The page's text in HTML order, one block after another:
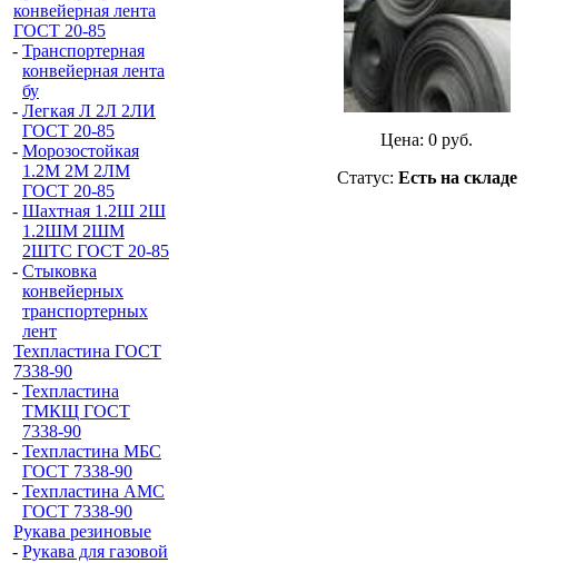
конвейерная лента
ГОСТ 20-85
- Транспортерная
конвейерная лента
бу
- Легкая Л 2Л 2ЛИ
ГОСТ 20-85
- Морозостойкая
1.2М 2М 2ЛМ
ГОСТ 20-85
- Шахтная 1.2Ш 2Ш
1.2ШМ 2ШМ
2ШТС ГОСТ 20-85
- Стыковка
конвейерных
транспортерных
лент
Техпластина ГОСТ
7338-90
- Техпластина
ТМКЩ ГОСТ
7338-90
- Техпластина МБС
ГОСТ 7338-90
- Техпластина АМС
ГОСТ 7338-90
Рукава резиновые
- Рукава для газовой
Цена: 0 руб.
Статус: Есть на складе